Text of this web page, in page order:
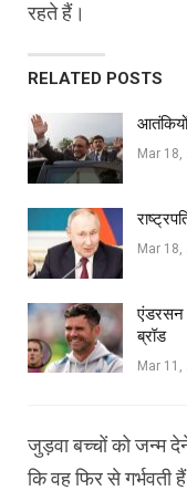
रहते हैं।
RELATED POSTS
Mar 18,
Mar 18,
एंडरसन
ब्रॉड
Mar 11,
जुड़वा बच्चों को जन्म
कि वह फिर से गर्भवती